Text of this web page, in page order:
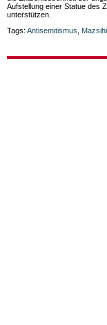
Aufstellung einer Statue des
unterstützen.
Tags: Antisemitismus